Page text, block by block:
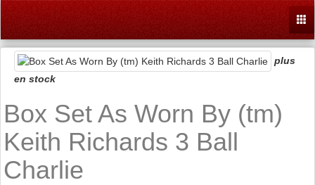
plus
en stock
Box Set As Worn By (tm)
Keith Richards 3 Ball
Charlie